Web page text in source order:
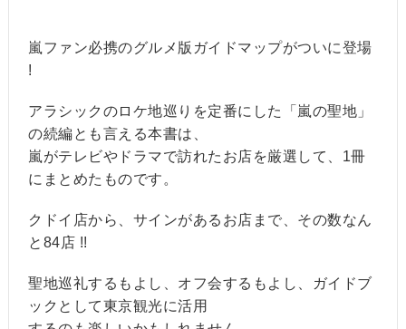
嵐ファン必携のグルメ版ガイドマップがついに登場
!
アラシックのロケ地巡りを定番にした「嵐の聖地」
の続編とも言える本書は、
嵐がテレビやドラマで訪れたお店を厳選して、1冊
にまとめたものです。
クドイ店から、サインがあるお店まで、その数なん
と84店 !!
聖地巡礼するもよし、オフ会するもよし、ガイドブ
ックとして東京観光に活用